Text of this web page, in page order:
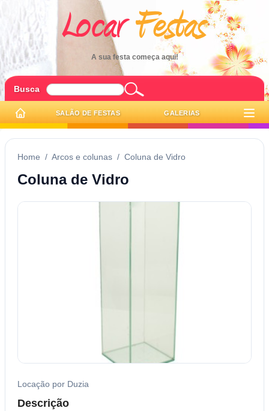
A sua festa começa aqui!
Busca
SALÃO DE FESTAS GALERIAS
Home / Arcos e colunas / Coluna de Vidro
Coluna de Vidro
Locação por Duzia
Descrição